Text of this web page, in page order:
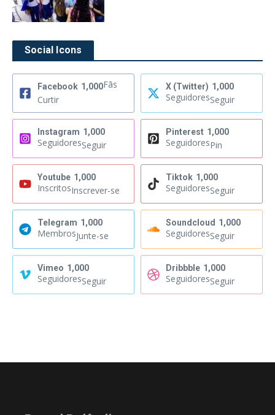
Social Icons
Facebook 1,000Fãs
Curtir
X (Twitter) 1,000
SeguidoresSeguir
Instagram 1,000
SeguidoresSeguir
Pinterest 1,000
SeguidoresPin
Youtube 1,000
InscritosInscrever-se
Tiktok 1,000
SeguidoresSeguir
Telegram 1,000
MembrosJunte-se
Soundcloud 1,000
SeguidoresSeguir
Vimeo 1,000
SeguidoresSeguir
Dribbble 1,000
SeguidoresSeguir